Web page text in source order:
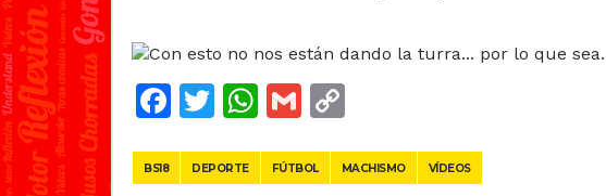
Facebook
Twitter
WhatsApp
Gmail
BS18 DEPORTE FÚTBOL MACHISMO VÍDEOS